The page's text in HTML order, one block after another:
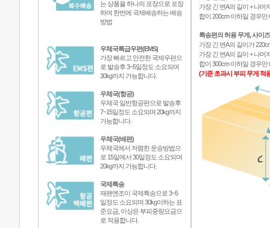
는 상품을 하나의 포장으로 포장
하여 한번에 국제배송하는 배송
방법
우체국특급우편(EMS)
가장 빠르고 안전한 국제우편으
로 발송후 3~5일정도 소요되며
30kg까지 가능합니다.
우체국(항공)
우체국 일반항공편으로 발송후
7~15일정도 소요되며 20kg까지
가능합니다.
우체국(배편)
우체국에서 저렴한 운송방법으
로 15일에서 30일정도 소요되며
20kg까지 가능합니다.
국제특송
재팬엔조이 국제특송으로 3~5
일정도 소요되며 30kg이하는 표
준요금, 이상은 부피중량요금으
로 적용합니다.
가장 긴 변A의 길이 + 나머
합이 200cm 이하일 경우만
특송편의 허용 무게, 사이즈
가장 긴 변A의 길이가
가장 긴 변A의 길이 + 나머
합이 300cm 이하일 경우만
(기준 초과시 부피 무게 적